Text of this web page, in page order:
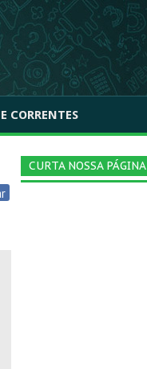
CORRENTES
CURTA NOSSA PÁGINA